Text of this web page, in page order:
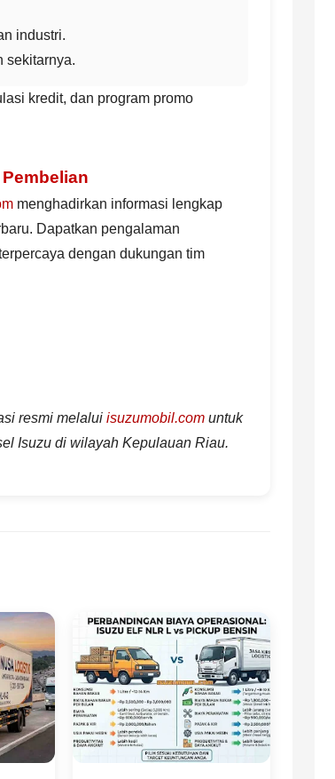
industri.
sekitarnya.
kredit, dan program promo
menghadirkan informasi lengkap
Dapatkan pengalaman
dengan dukungan tim
resmi melaluiisuzumobil.com untuk
Isuzu di wilayah Kepulauan Riau.